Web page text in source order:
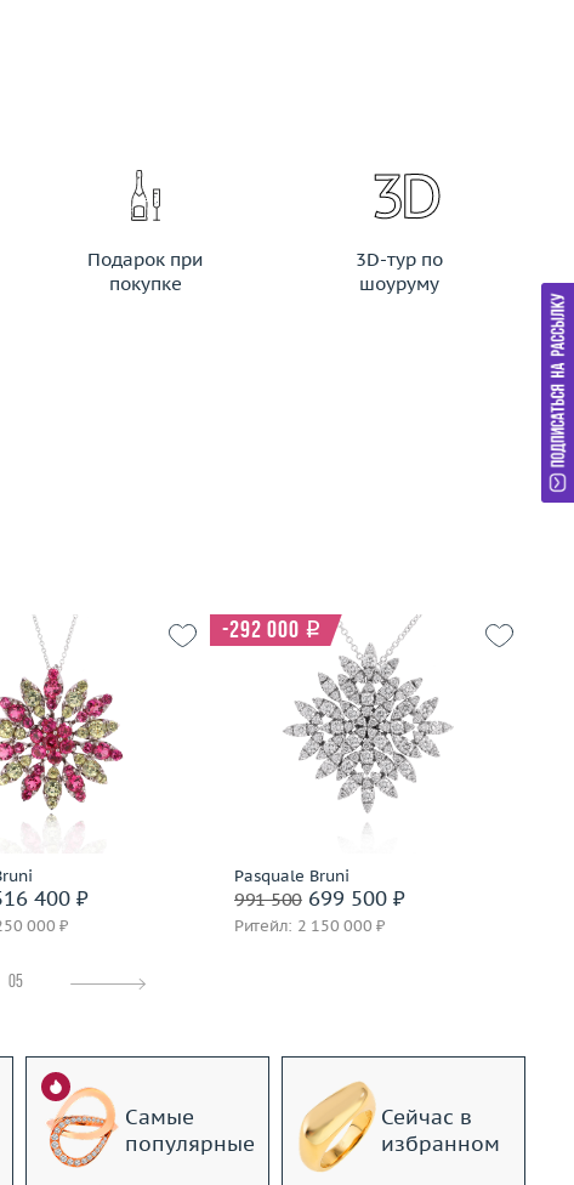
Подарок при
покупке
3D-тур по
шоуруму
400 ₽
000 ₽
золото 750 пробы
Подробнее
Pasquale Bruni
991 500699 500 ₽
Ритейл: 2 150 000 ₽
-292 000 i
16.51
Материал
золото 750 пробы
Подробнее
05
Самые
популярные
Сейчас в
избранном